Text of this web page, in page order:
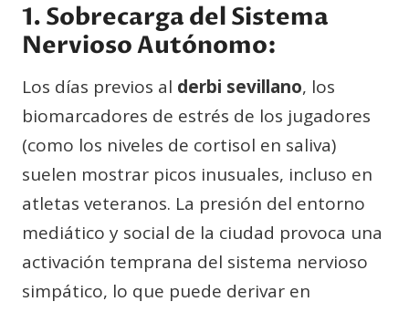
1. Sobrecarga del Sistema
Nervioso Autónomo:
Los días previos al derbi sevillano, los
biomarcadores de estrés de los jugadores
(como los niveles de cortisol en saliva)
suelen mostrar picos inusuales, incluso en
atletas veteranos. La presión del entorno
mediático y social de la ciudad provoca una
activación temprana del sistema nervioso
simpático, lo que puede derivar en